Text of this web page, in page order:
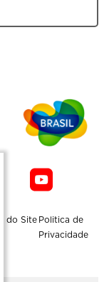
do Site Politica de
Privacidade